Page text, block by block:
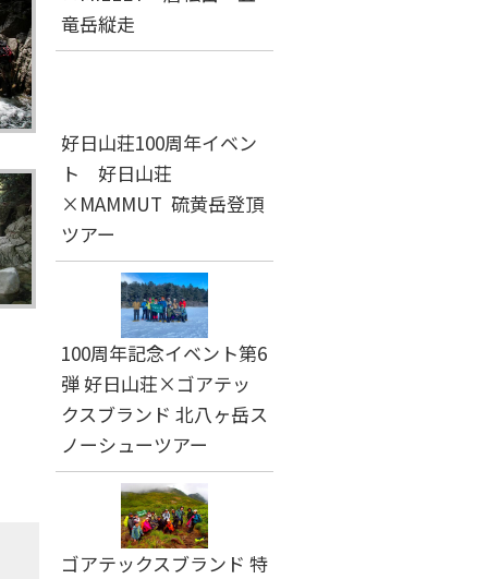
竜岳縦走
好日山荘100周年イベン
ト 好日山荘
×MAMMUT 硫黄岳登頂
ツアー
100周年記念イベント第6
弾 好日山荘×ゴアテッ
クスブランド 北八ヶ岳ス
ノーシューツアー
ゴアテックスブランド 特